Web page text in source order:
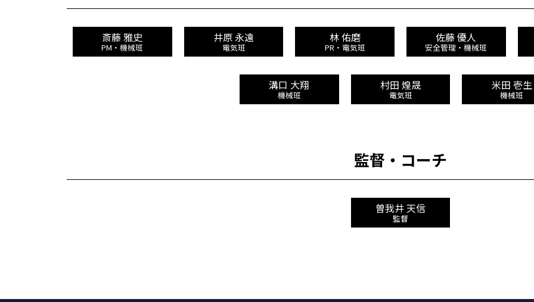
斎藤 雅史
PM・機械班
井原 永遠
電気班
林 佑磨
PR・電気班
佐藤 優人
安全管理・機械班
溝口 大翔
機械班
村田 煌晟
電気班
米田 壱生
機械班
監督・コーチ
曽我井 天信
監督